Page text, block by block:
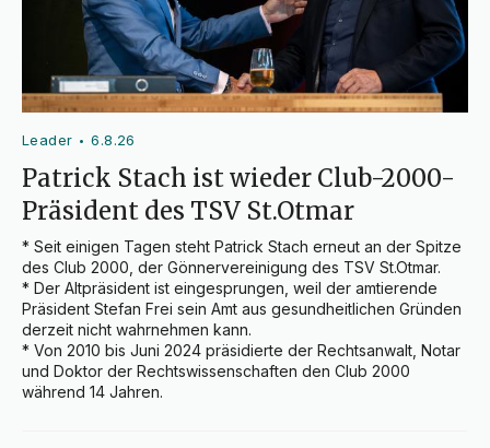
Leader •6.8.26
Patrick Stach ist wieder Club-2000-
Präsident des TSV St.Otmar
* Seit einigen Tagen steht Patrick Stach erneut an der Spitze
des Club 2000, der Gönnervereinigung des TSV St.Otmar.
* Der Altpräsident ist eingesprungen, weil der amtierende
Präsident Stefan Frei sein Amt aus gesundheitlichen Gründen
derzeit nicht wahrnehmen kann.
* Von 2010 bis Juni 2024 präsidierte der Rechtsanwalt, Notar
und Doktor der Rechtswissenschaften den Club 2000
während 14 Jahren.